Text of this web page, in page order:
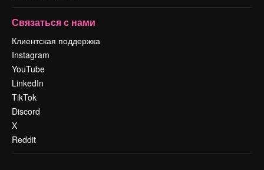
Связаться с нами
Клиентская поддержка
Instagram
YouTube
LinkedIn
TikTok
Discord
X
Reddit